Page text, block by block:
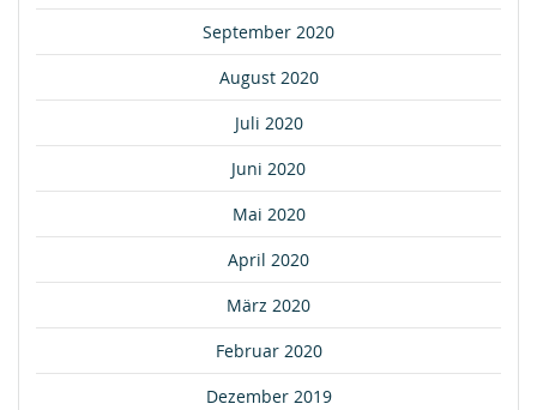
September 2020
August 2020
Juli 2020
Juni 2020
Mai 2020
April 2020
März 2020
Februar 2020
Dezember 2019